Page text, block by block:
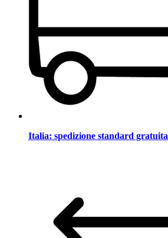
Italia: spedizione standard gratuita